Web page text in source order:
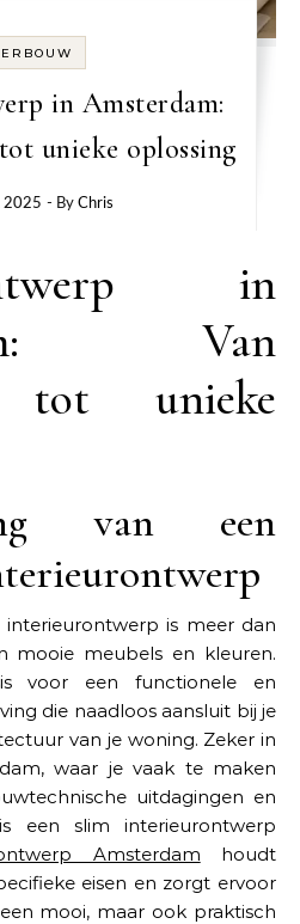
in Amsterdam:
unieke oplossing
2025 - ByChris
in
Van
tot unieke
van een
is meer dan
mooie meubels en kleuren.
voor een functionele en
die naadloos aansluit bij je
van je woning. Zeker in
waar je vaak te maken
uitdagingen en
een slim interieurontwerp
Amsterdam houdt
eisen en zorgt ervoor
mooi, maar ook praktisch